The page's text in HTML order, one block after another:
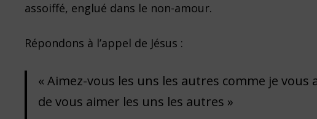
assoiffé, englué dans le non-amour.
Répondons à l’appel de Jésus :
« Aimez-vous les uns les autres comme je vous
de vous aimer les uns les autres »